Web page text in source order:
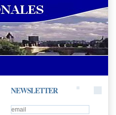
NEWSLETTER